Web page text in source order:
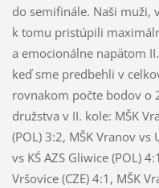
do semifinále. Naši muži,
k tomu pristúpili
a emocionálne napätom
keď sme predbehli v
rovnakom počte bodov o
družstva v II. kole: MŠK
(POL) 3:2, MŠK Vranov vs
vs KŚ AZS Gliwice (POL)
Vršovice (CZE) 4:1, MŠK